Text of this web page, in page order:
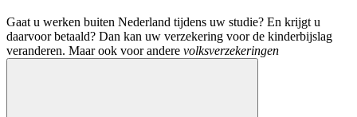
Gaat u werken buiten Nederland tijdens uw studie? En krijgt u
daarvoor betaald? Dan kan uw verzekering voor de kinderbijslag
veranderen. Maar ook voor andere volksverzekeringen